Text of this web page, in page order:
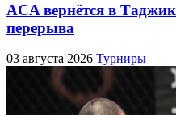
ACA вернётся в
перерыва
03 августа 2026 Турниры